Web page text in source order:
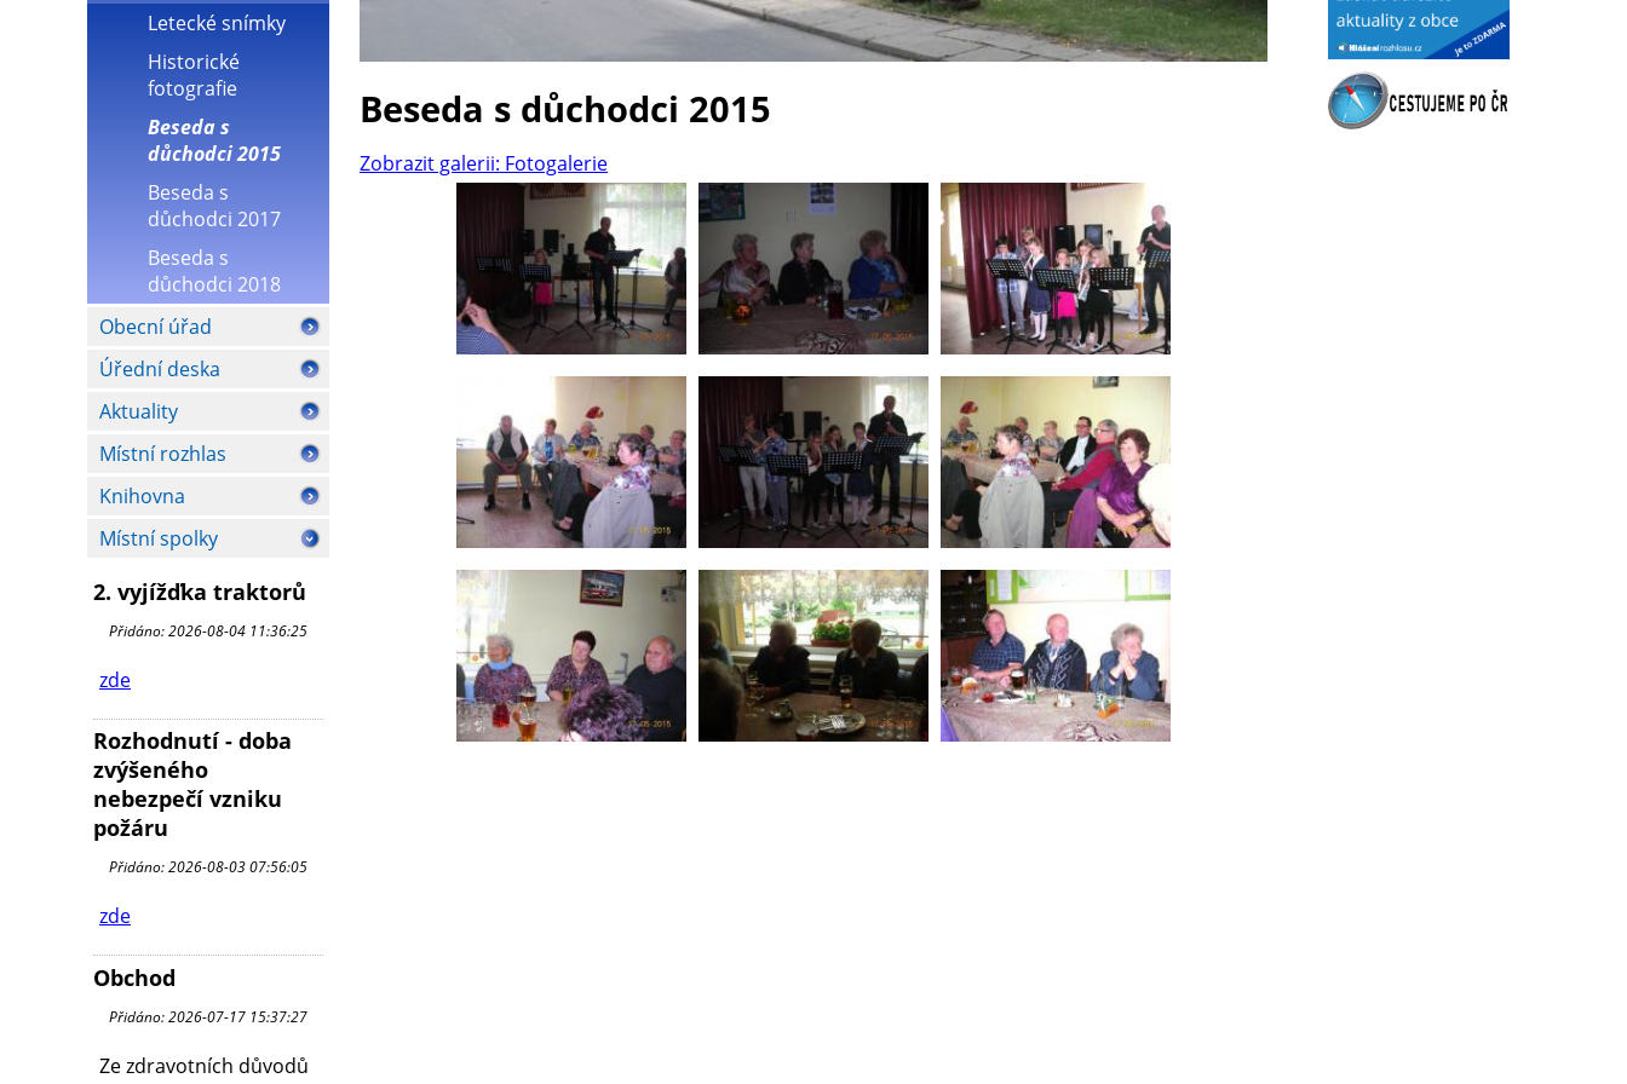
Letecké snímky
Historické
fotografie
Beseda s
důchodci 2015
Beseda s
důchodci 2017
Beseda s
důchodci 2018
Obecní úřad
Úřední deska
Aktuality
Místní rozhlas
Knihovna
Místní spolky
2. vyjížďka traktorů
Přidáno: 2026-08-04 11:36:25
zde
Rozhodnutí - doba
zvýšeného
nebezpečí vzniku
požáru
Přidáno: 2026-08-03 07:56:05
zde
Obchod
Přidáno: 2026-07-17 15:37:27
Ze zdravotních důvodů
Beseda s důchodci 2015
Zobrazit galerii: Fotogalerie